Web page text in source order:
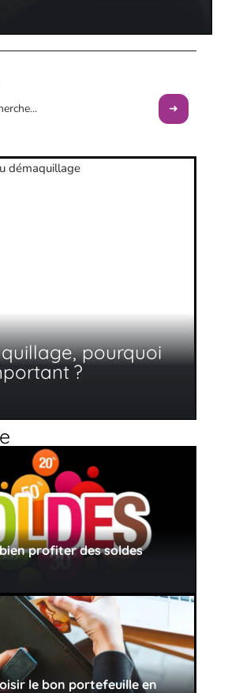
pourquoi
?
profiter des soldes
le bon portefeuille en